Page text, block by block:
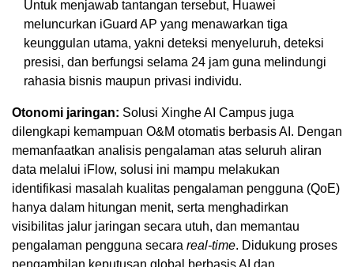
Untuk menjawab tantangan tersebut, Huawei
meluncurkan iGuard AP yang menawarkan tiga
keunggulan utama, yakni deteksi menyeluruh, deteksi
presisi, dan berfungsi selama 24 jam guna melindungi
rahasia bisnis maupun privasi individu.
Otonomi jaringan: Solusi Xinghe AI Campus juga
dilengkapi kemampuan O&M otomatis berbasis AI. Dengan
memanfaatkan analisis pengalaman atas seluruh aliran
data melalui iFlow, solusi ini mampu melakukan
identifikasi masalah kualitas pengalaman pengguna (QoE)
hanya dalam hitungan menit, serta menghadirkan
visibilitas jalur jaringan secara utuh, dan memantau
pengalaman pengguna secara real-time. Didukung proses